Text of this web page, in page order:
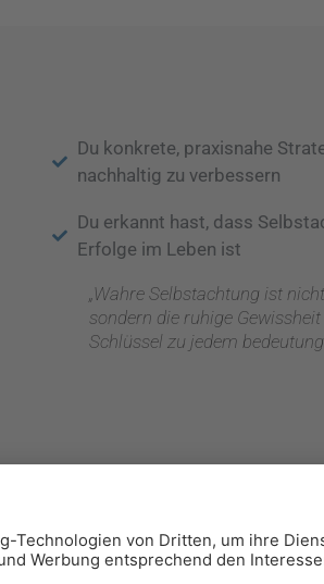
Du konkrete, praxisnahe
nachhaltig zu verbessern
Du erkannt hast, dass
Erfolge im Leben ist
„Wahre Selbstachtung ist
sondern die ruhige
Schlüssel zu jedem